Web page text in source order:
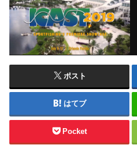
ポスト
はてブ
Pocket